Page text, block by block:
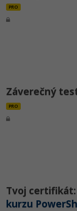
PRO
Záverečný
PRO
Tvoj certifikát:
kurzu